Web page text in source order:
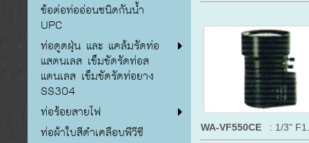
ข้อต่อท่ออ่อนชนิดกันน้ำ
UPC
ท่อดูดฝุ่น และ แคล้มรัดท่อ
แสตนเลส เข็มขัดรัดท่อส
แตนเลส เข็มขัดรัดท่อยาง
SS304
ท่อร้อยสายไฟ
ท่อผ้าใบสีดำเคลือบพีวีซี
WA-VF550CE: 1/3"